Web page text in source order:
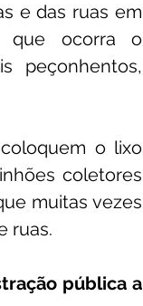
e das ruas em
que ocorra o
peçonhentos,
o lixo
coletores
muitas vezes
ruas.
pública a